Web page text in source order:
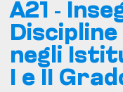
A21 -
negli
I e II